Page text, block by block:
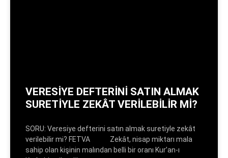
VERESİYE DEFTERİNİ SATIN ALMAK
SURETİYLE ZEKÂT VERİLEBİLİR Mİ?
SORU: Veresiye defterini satın almak suretiyle zekât
verilebilir mi? FETVA Zekât, nisap miktarı mala
sahip olan kişinin malından belli bir oranı Kur’an-ı